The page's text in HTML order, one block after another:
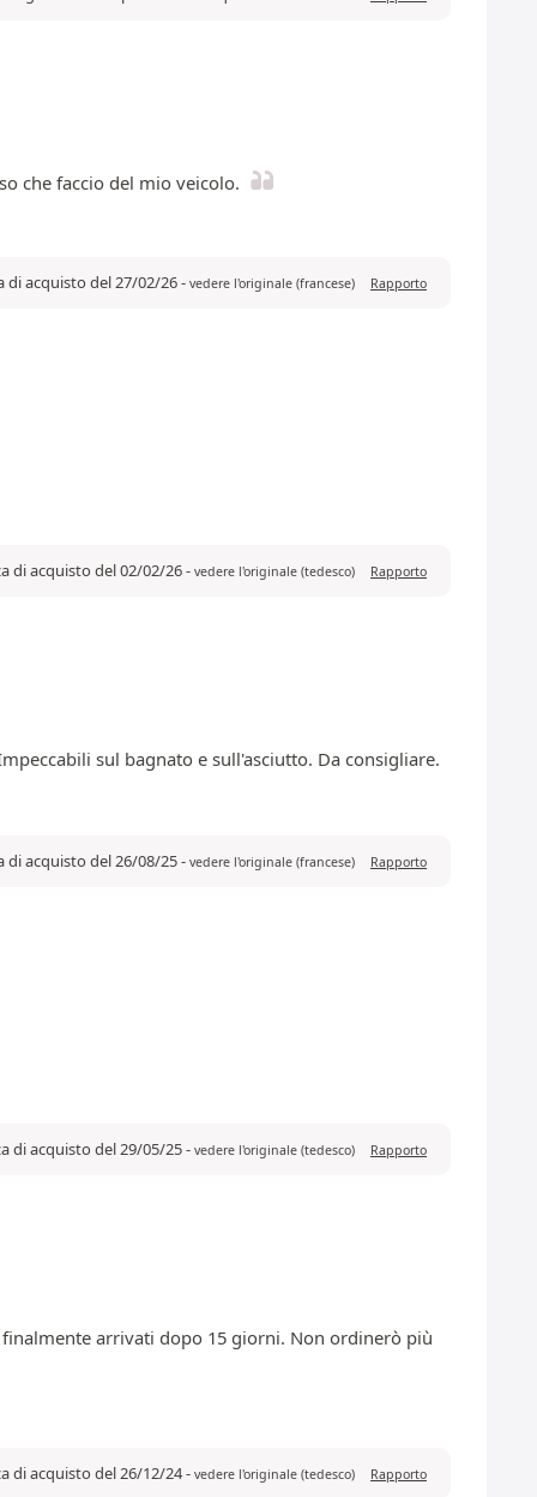
che faccio del mio veicolo.
di acquisto del 27/02/26- vedere l'originale (francese) Rapporto
di acquisto del 02/02/26- vedere l'originale (tedesco) Rapporto
sul bagnato e sull'asciutto. Da consigliare.
di acquisto del 26/08/25- vedere l'originale (francese) Rapporto
di acquisto del 29/05/25- vedere l'originale (tedesco) Rapporto
arrivati dopo 15 giorni. Non ordinerò più
di acquisto del 26/12/24- vedere l'originale (tedesco) Rapporto